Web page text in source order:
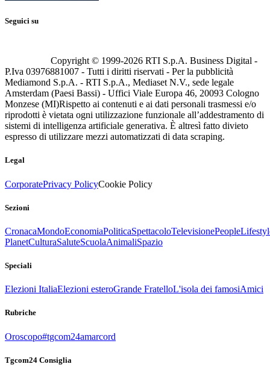
Seguici su
Copyright © 1999-2026 RTI S.p.A. Business Digital -
P.Iva 03976881007 - Tutti i diritti riservati - Per la pubblicità
Mediamond S.p.A. - RTI S.p.A., Mediaset N.V., sede legale
Amsterdam (Paesi Bassi) - Uffici Viale Europa 46, 20093 Cologno
Monzese (MI)Rispetto ai contenuti e ai dati personali trasmessi e/o
riprodotti è vietata ogni utilizzazione funzionale all’addestramento di
sistemi di intelligenza artificiale generativa. È altresì fatto divieto
espresso di utilizzare mezzi automatizzati di data scraping.
Legal
CorporatePrivacy PolicyCookie Policy
Sezioni
CronacaMondoEconomiaPoliticaSpettacoloTelevisionePeople
PlanetCulturaSaluteScuolaAnimaliSpazio
Speciali
Elezioni ItaliaElezioni esteroGrande FratelloL'isola dei famosiAmici
Rubriche
Oroscopo#tgcom24amarcord
Tgcom24 Consiglia